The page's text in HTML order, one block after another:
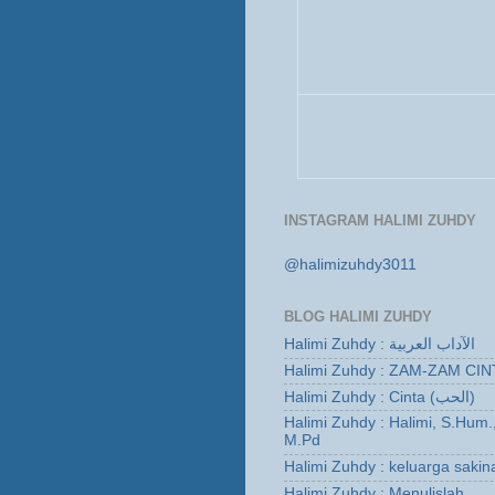
INSTAGRAM HALIMI ZUHDY
@halimizuhdy3011
BLOG HALIMI ZUHDY
Halimi Zuhdy : الآداب العربية
Halimi Zuhdy : ZAM-ZAM
Halimi Zuhdy : Cinta (الحب)
Halimi Zuhdy : Halimi, S.Hum.,
M.Pd
Halimi Zuhdy : keluarga